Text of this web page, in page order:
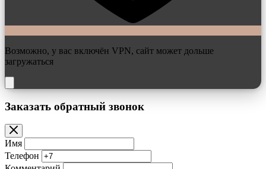
Возможно, у вас включён VPN, сайт может дольше
загружаться
Заказать обратный звонок
Имя
Телефон